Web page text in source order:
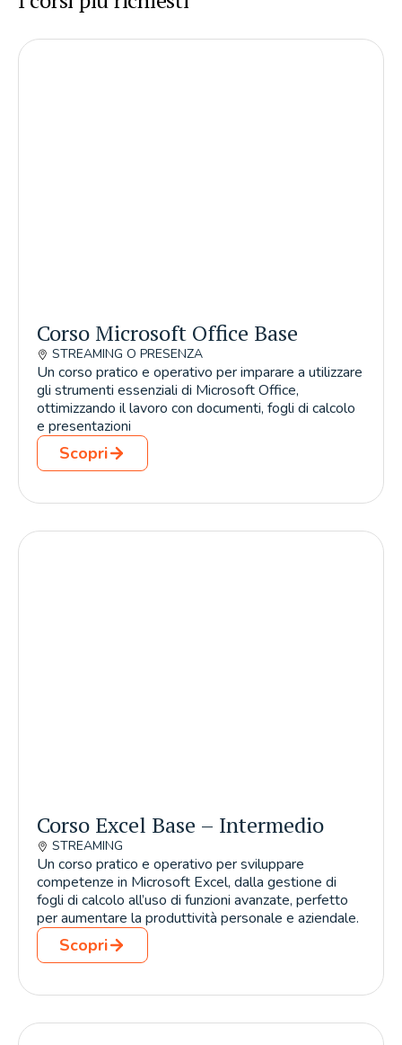
Corso Microsoft Office Base
STREAMING O PRESENZA
Un corso pratico e operativo per imparare a utilizzare
gli strumenti essenziali di Microsoft Office,
ottimizzando il lavoro con documenti, fogli di calcolo
e presentazioni
Scopri
Corso Excel Base – Intermedio
STREAMING
Un corso pratico e operativo per sviluppare
competenze in Microsoft Excel, dalla gestione di
fogli di calcolo all’uso di funzioni avanzate, perfetto
per aumentare la produttività personale e aziendale.
Scopri